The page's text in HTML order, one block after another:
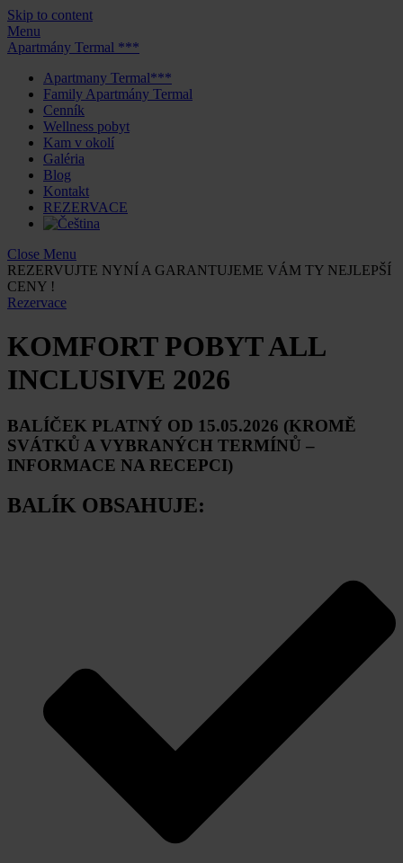
Skip to content
Menu
Apartmány Termal ***
Apartmany Termal***
Family Apartmány Termal
Cenník
Wellness pobyt
Kam v okolí
Galéria
Blog
Kontakt
REZERVACE
Close Menu
REZERVUJTE NYNÍ A GARANTUJEME VÁM TY NEJLEPŠÍ
CENY !
Rezervace
KOMFORT POBYT ALL
INCLUSIVE 2026
BALÍČEK PLATNÝ OD 15.05.2026 (KROMĚ
SVÁTKŮ A VYBRANÝCH TERMÍNŮ –
INFORMACE NA RECEPCI)
BALÍK OBSAHUJE: